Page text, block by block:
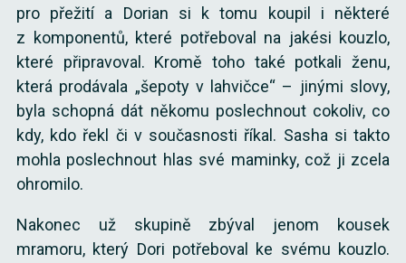
pro přežití a Dorian si k tomu koupil i některé
z komponentů, které potřeboval na jakési kouzlo,
které připravoval. Kromě toho také potkali ženu,
která prodávala „šepoty v lahvičce“ – jinými slovy,
byla schopná dát někomu poslechnout cokoliv, co
kdy, kdo řekl či v současnosti říkal. Sasha si takto
mohla poslechnout hlas své maminky, což ji zcela
ohromilo.
Nakonec už skupině zbýval jenom kousek
mramoru, který Dori potřeboval ke svému kouzlo.